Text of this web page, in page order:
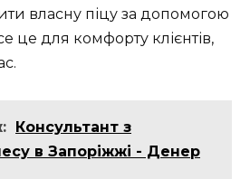
власну піцу за допомогою
це для комфорту клієнтів,
Консультант з
в Запоріжжі - Денер